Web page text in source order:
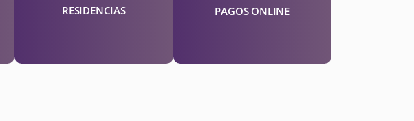
RESIDENCIAS PAGOS ONLINE